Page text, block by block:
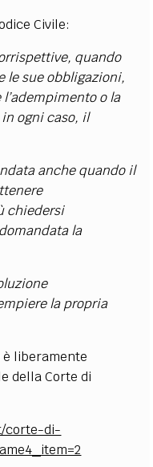
Civile:
quando
le sue obbligazioni,
o la
ogni caso, il
anche quando il
chiedersi
la
la propria
liberamente
della Corte di
corte-di-